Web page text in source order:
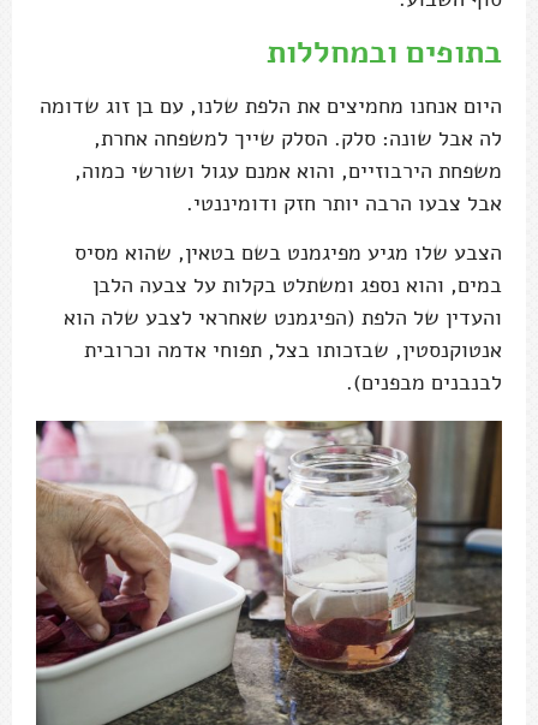
בתופים ובמחללות
היום אנחנו מחמיצים את הלפת שלנו, עם בן זוג שדומה
לה אבל שונה: סלק. הסלק שייך למשפחה אחרת,
משפחת הירבוזיים, והוא אמנם עגול ושורשי כמוה,
אבל צבעו הרבה יותר חזק ודומיננטי.
הצבע שלו מגיע מפיגמנט בשם בטאין, שהוא מסיס
במים, והוא נספג ומשתלט בקלות על צבעה הלבן
והעדין של הלפת (הפיגמנט שאחראי לצבע שלה הוא
אנטוקנסטין, שבזכותו בצל, תפוחי אדמה וכרובית
לבנבנים מבפנים).